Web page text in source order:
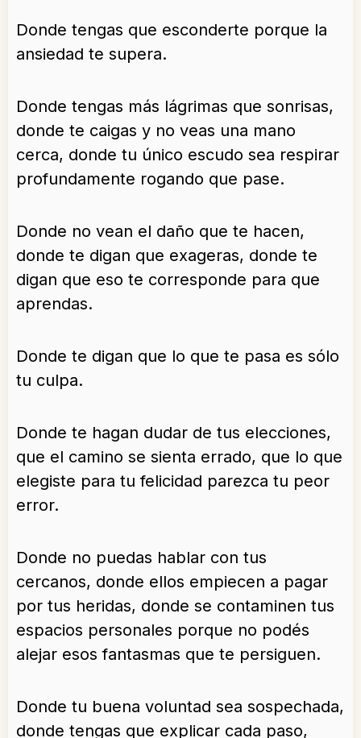
Donde tengas que esconderte porque la
ansiedad te supera.
Donde tengas más lágrimas que sonrisas,
donde te caigas y no veas una mano
cerca, donde tu único escudo sea respirar
profundamente rogando que pase.
Donde no vean el daño que te hacen,
donde te digan que exageras, donde te
digan que eso te corresponde para que
aprendas.
Donde te digan que lo que te pasa es sólo
tu culpa.
Donde te hagan dudar de tus elecciones,
que el camino se sienta errado, que lo que
elegiste para tu felicidad parezca tu peor
error.
Donde no puedas hablar con tus
cercanos, donde ellos empiecen a pagar
por tus heridas, donde se contaminen tus
espacios personales porque no podés
alejar esos fantasmas que te persiguen.
Donde tu buena voluntad sea sospechada,
donde tengas que explicar cada paso,